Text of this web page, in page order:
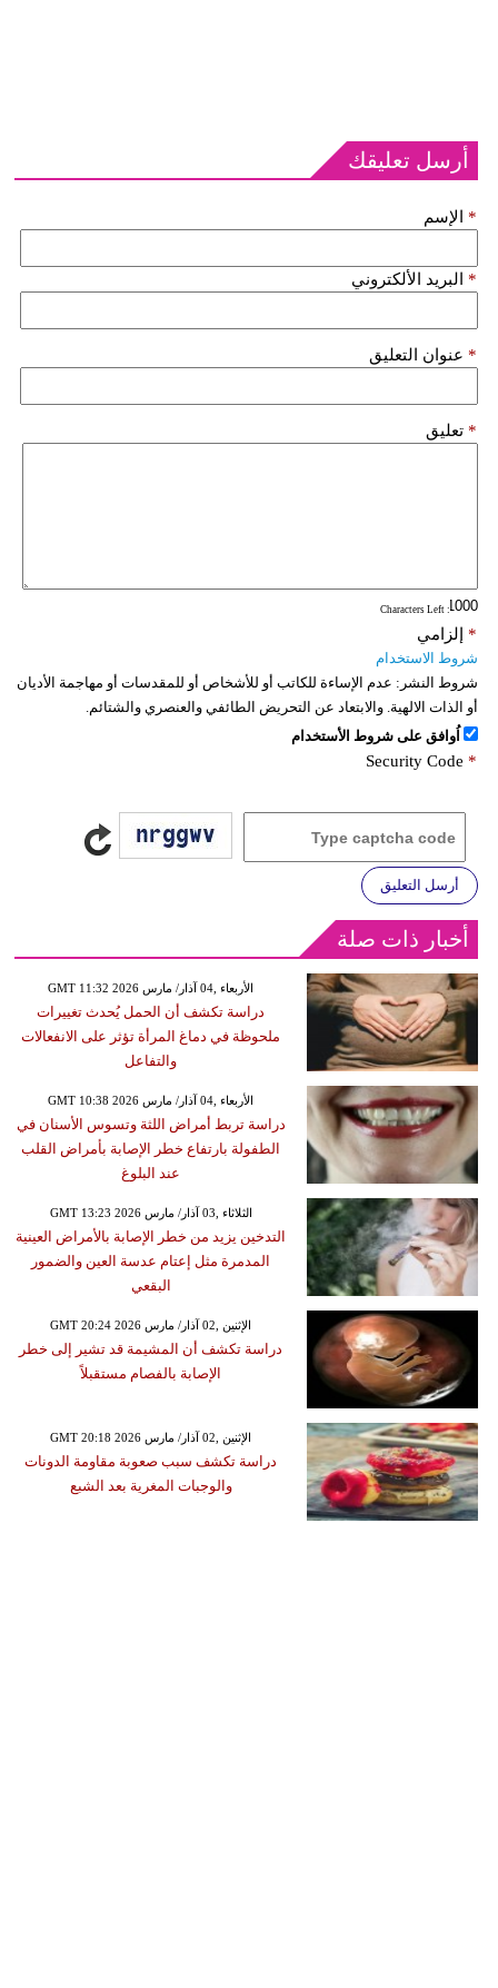
أرسل تعليقك
الإسم *
البريد الألكتروني *
عنوان التعليق *
تعليق *
: Characters Left
إلزامي *
شروط الاستخدام
شروط النشر: عدم الإساءة للكاتب أو للأشخاص أو للمقدسات أو مهاجمة الأديان
أو الذات الالهية. والابتعاد عن التحريض الطائفي والعنصري والشتائم.
اُوافق على شروط الأستخدام
Security Code *
أرسل التعليق
أخبار ذات صلة
GMT 11:32 2026 الأربعاء ,04 آذار/ مارس
دراسة تكشف أن الحمل يُحدث تغييرات
ملحوظة في دماغ المرأة تؤثر على الانفعالات
والتفاعل
GMT 10:38 2026 الأربعاء ,04 آذار/ مارس
دراسة تربط أمراض اللثة وتسوس الأسنان في
الطفولة بارتفاع خطر الإصابة بأمراض القلب
عند البلوغ
GMT 13:23 2026 الثلاثاء ,03 آذار/ مارس
التدخين يزيد من خطر الإصابة بالأمراض العينية
المدمرة مثل إعتام عدسة العين والضمور
البقعي
GMT 20:24 2026 الإثنين ,02 آذار/ مارس
دراسة تكشف أن المشيمة قد تشير إلى خطر
الإصابة بالفصام مستقبلاً
GMT 20:18 2026 الإثنين ,02 آذار/ مارس
دراسة تكشف سبب صعوبة مقاومة الدونات
والوجبات المغرية بعد الشبع